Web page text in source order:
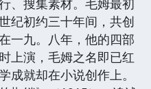
、搜集素材。毛姆最初
纪初约三十年间，共创
一九。八年，他的四部
上演，毛姆之名即已红
成就却在小说创作上。